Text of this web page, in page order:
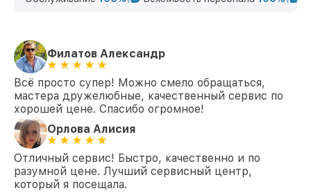
прицелов в Москве
Вы ищете, где можно отремонтировать
тепловизор или оптический прицел Fortuna? Мы
предлагаем профессиональные услуги для
восстановления вашей техники. Сервисный центр
в Москве работает с любыми неисправностями, от
сбоя программного обеспечения до сложного
ремонта цепей и замены процессоров. Оставьте
заявку прямо сейчас и получите качественный
ремонт с гарантией.
Свяжитесь с нами по телефону: +7 (495) 152-68-
Филатов Александр
Всё просто супер! Можно смело обращаться,
мастера дружелюбные, качественный сервис по
хорошей цене. Спасибо огромное!
Орлова Алисия
Отличный сервис! Быстро, качественно и по
разумной цене. Лучший сервисный центр,
который я посещала.